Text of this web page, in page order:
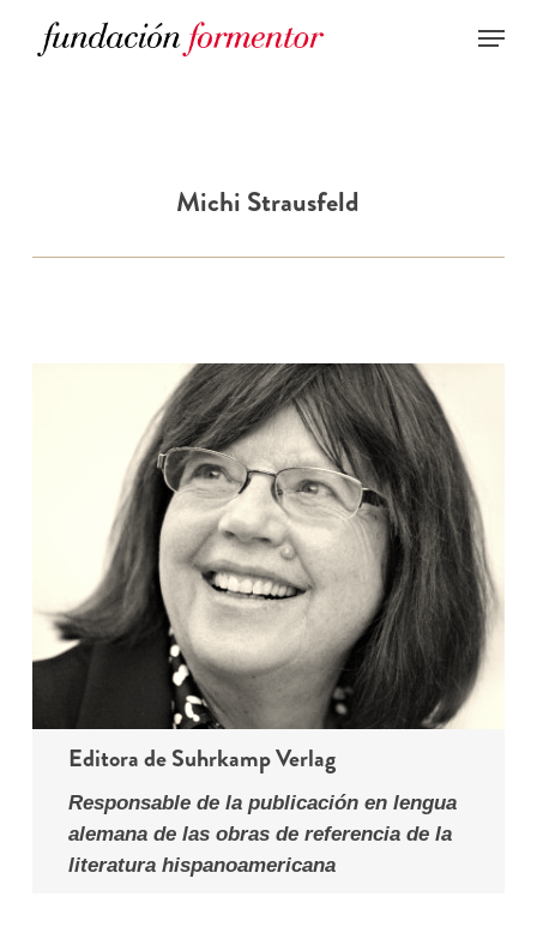
Michi Strausfeld
Editora de Suhrkamp Verlag
Responsable de la publicación en lengua
alemana de las obras de referencia de la
literatura hispanoamericana